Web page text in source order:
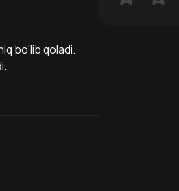
bo‘lib qoladi.